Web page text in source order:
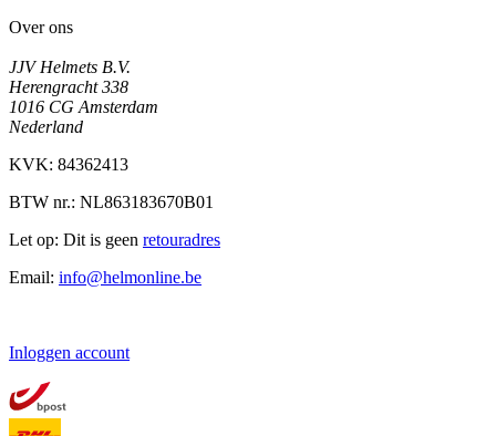
Over ons
JJV Helmets B.V.
Herengracht 338
1016 CG Amsterdam
Nederland
KVK: 84362413
BTW nr.: NL863183670B01
Let op: Dit is geen retouradres
Email: info@helmonline.be
Inloggen account